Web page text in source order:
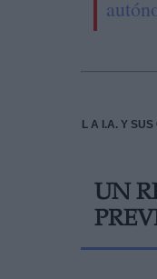
L A I.A. Y
UN